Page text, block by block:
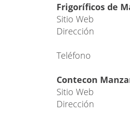
Frigoríficos de
Sitio Web
Dirección
Teléfono
Contecon
Sitio Web
Dirección